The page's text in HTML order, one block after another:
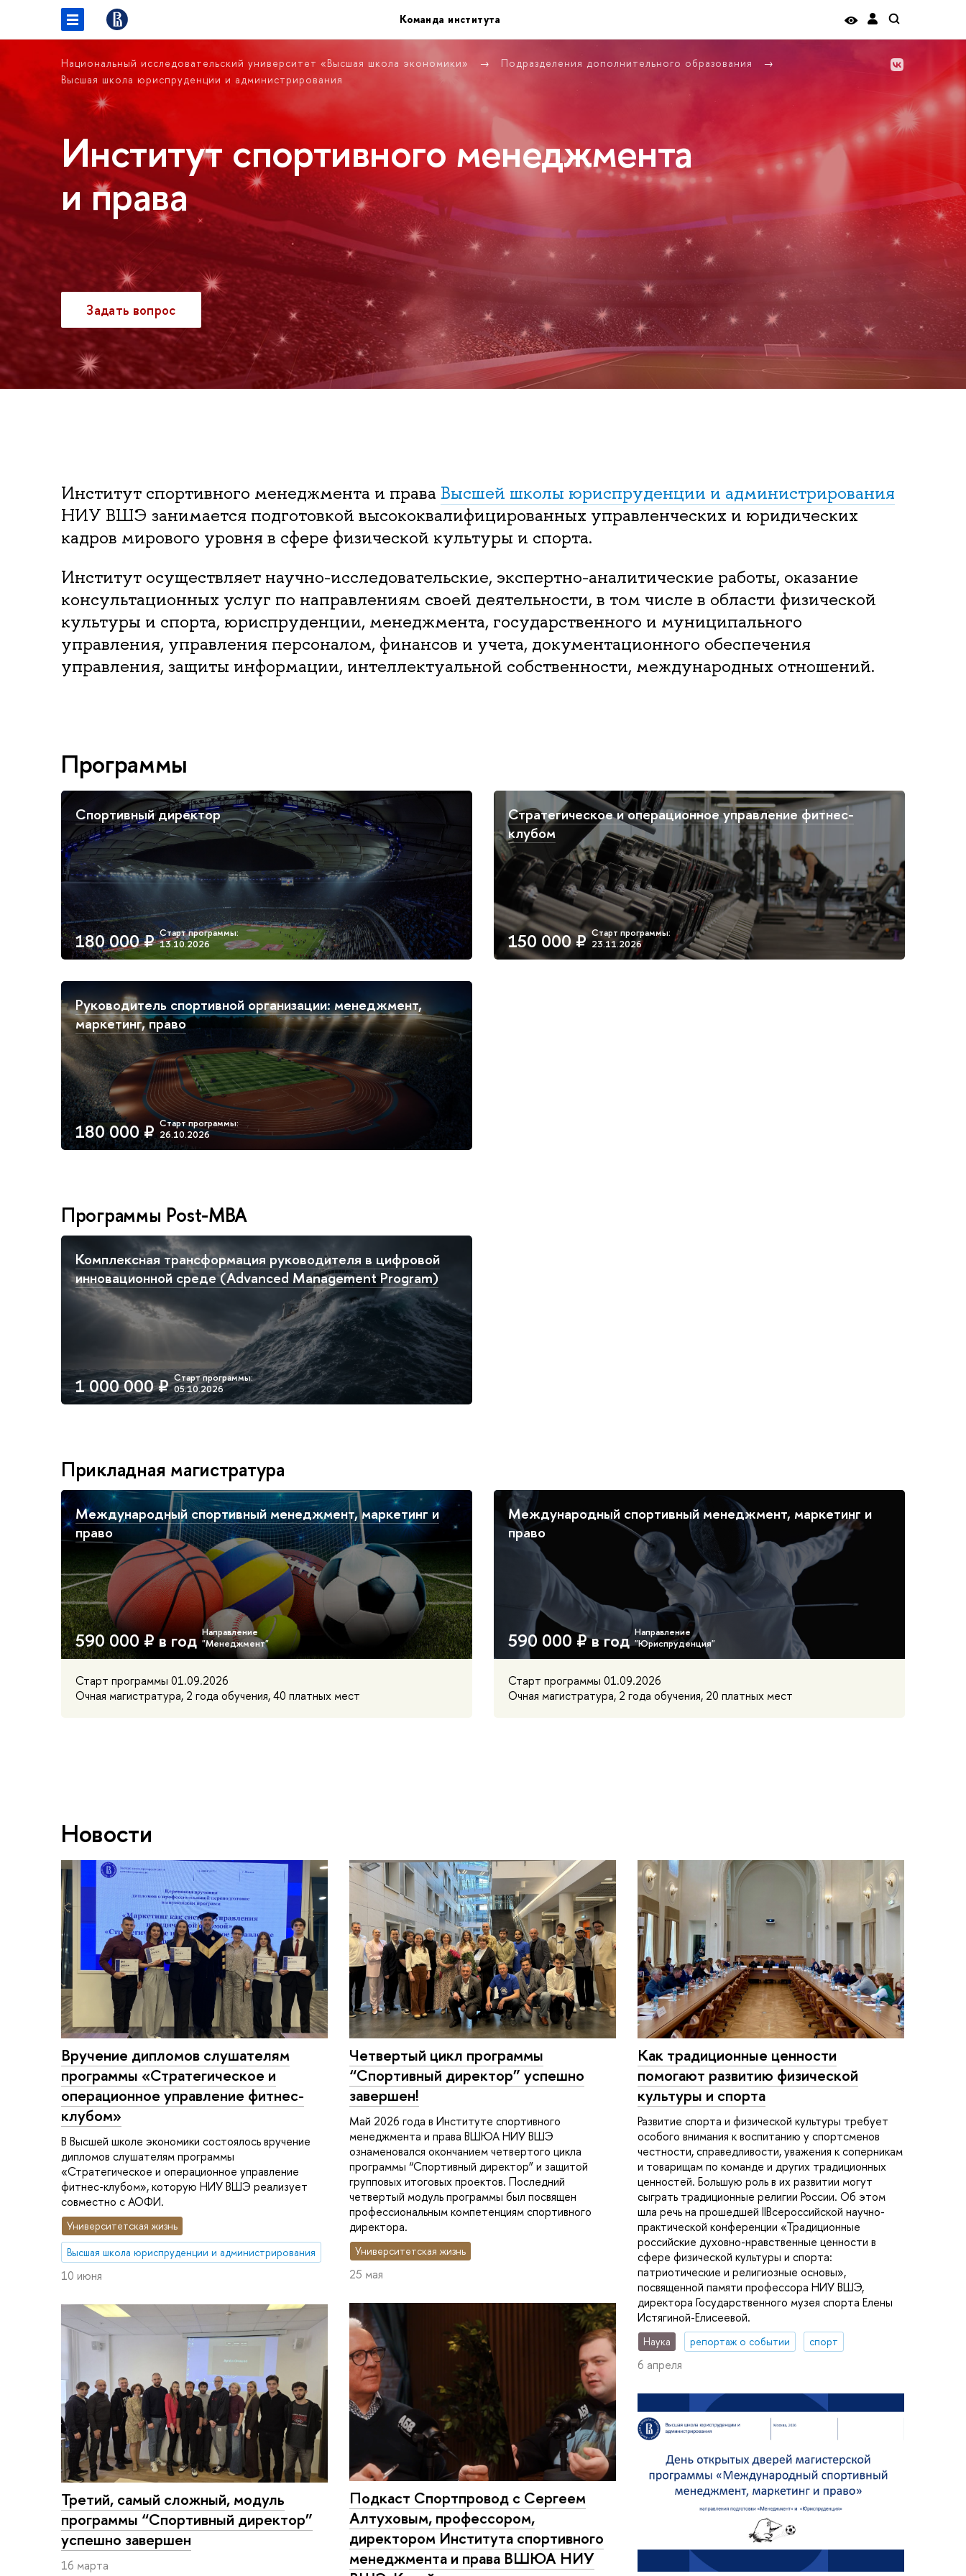
Команда института
Национальный исследовательский университет «Высшая школа экономики»
Подразделения дополнительного образования
Высшая школа юриспруденции и администрирования
Институт спортивного менеджмента
и права
Задать вопрос
Институт спортивного менеджмента и права Высшей школы юриспруденции и администрирования
НИУ ВШЭ занимается подготовкой высококвалифицированных управленческих и юридических
кадров мирового уровня в сфере физической культуры и спорта.
Институт осуществляет научно-исследовательские, экспертно-аналитические работы, оказание
консультационных услуг по направлениям своей деятельности, в том числе в области физической
культуры и спорта, юриспруденции, менеджмента, государственного и муниципального
управления, управления персоналом, финансов и учета, документационного обеспечения
управления, защиты информации, интеллектуальной собственности, международных отношений.
Программы
Спортивный директор
180 000 ₽
Стратегическое и операционное управление фитнес-
клубом
150 000 ₽
Руководитель спортивной организации: менеджмент,
маркетинг, право
180 000 ₽
Программы Post-MBA
Комплексная трансформация руководителя в цифровой
инновационной среде (Advanced Management Program)
1 000 000 ₽
Прикладная магистратура
Международный спортивный менеджмент, маркетинг и
право
590 000 ₽ в год
Старт программы 01.09.2026
Очная магистратура, 2 года обучения, 40 платных мест
Международный спортивный менеджмент, маркетинг и
право
590 000 ₽ в год
Старт программы 01.09.2026
Очная магистратура, 2 года обучения, 20 платных мест
Новости
Вручение дипломов слушателям
программы «Стратегическое и
операционное управление фитнес-
клубом»
В Высшей школе экономики состоялось вручение
дипломов слушателям программы
«Стратегическое и операционное управление
фитнес-клубом», которую НИУ ВШЭ реализует
совместно с АОФИ.
Университетская жизнь
Высшая школа юриспруденции и администрирования
10 июня
Четвертый цикл программы
“Спортивный директор” успешно
завершен!
Май 2026 года в Институте спортивного
менеджмента и права ВШЮА НИУ ВШЭ
ознаменовался окончанием четвертого цикла
программы “Спортивный директор” и защитой
групповых итоговых проектов. Последний
четвертый модуль программы был посвящен
профессиональным компетенциям спортивного
директора.
Университетская жизнь
25 мая
Как традиционные ценности
помогают развитию физической
культуры и спорта
Развитие спорта и физической культуры требует
особого внимания к воспитанию у спортсменов
честности, справедливости, уважения к соперникам
и товарищам по команде и других традиционных
ценностей. Большую роль в их развитии могут
сыграть традиционные религии России. Об этом
шла речь на прошедшей IIВсероссийской научно-
практической конференции «Традиционные
российские духовно-нравственные ценности в
сфере физической культуры и спорта:
патриотические и религиозные основы»,
посвященной памяти профессора НИУ ВШЭ,
директора Государственного музея спорта Елены
Истягиной-Елисеевой.
Наука репортаж о событии спорт
6 апреля
Подкаст Спортпровод с Сергеем
Алтуховым, профессором,
директором Института спортивного
менеджмента и права ВШЮА НИУ
Третий, самый сложный, модуль
программы “Спортивный директор”
успешно завершен
16 марта